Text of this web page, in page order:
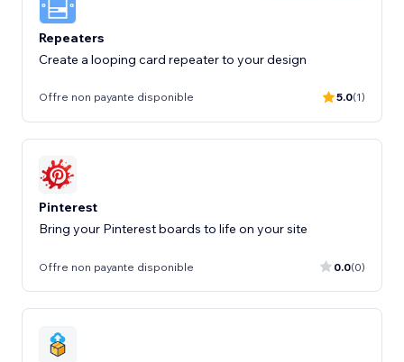
Repeaters
Create a looping card repeater to your design
Offre non payante disponible 5.0(1)
Pinterest
Bring your Pinterest boards to life on your site
Offre non payante disponible 0.0(0)